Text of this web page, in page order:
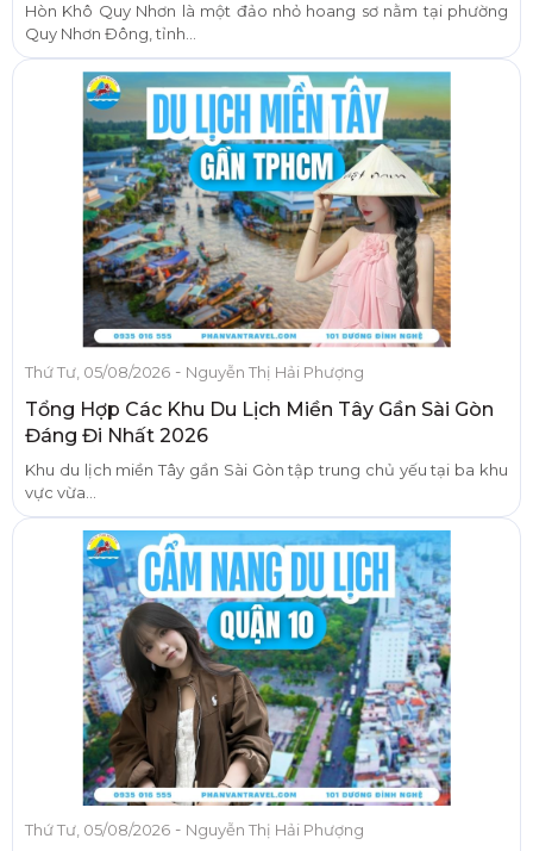
Hòn Khô Quy Nhơn là một đảo nhỏ hoang sơ nằm tại phường
Quy Nhơn Đông, tỉnh...
Thứ Tư, 05/08/2026 - Nguyễn Thị Hải Phượng
Tổng Hợp Các Khu Du Lịch Miền Tây Gần Sài Gòn
Đáng Đi Nhất 2026
Khu du lịch miền Tây gần Sài Gòn tập trung chủ yếu tại ba khu
vực vừa...
Thứ Tư, 05/08/2026 - Nguyễn Thị Hải Phượng